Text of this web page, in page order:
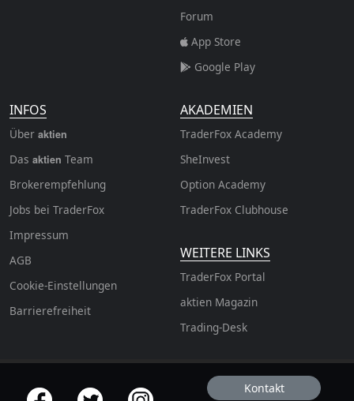
Forum
App Store
Google Play
INFOS
Über aktien
Das aktien Team
Brokerempfehlung
Jobs bei TraderFox
Impressum
AGB
Cookie-Einstellungen
Barrierefreiheit
AKADEMIEN
TraderFox Academy
SheInvest
Option Academy
TraderFox Clubhouse
WEITERE LINKS
TraderFox Portal
aktien Magazin
Trading-Desk
offizielle Social Media-Accounts Kontakt